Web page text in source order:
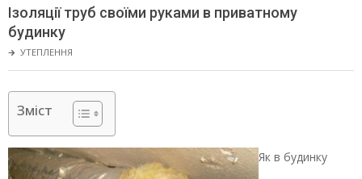
Menu
Ізоляції труб своїми руками в приватному
будинку
🡲 УТЕПЛЕННЯ
Зміст
Як в будинку